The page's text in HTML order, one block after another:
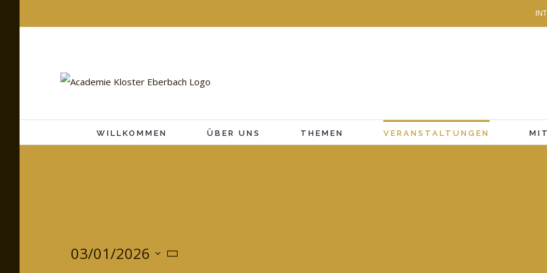
Inhalt
WILLKOMMEN ÜBER UNS THEMEN VERANSTALTUNGEN
03/01/2026